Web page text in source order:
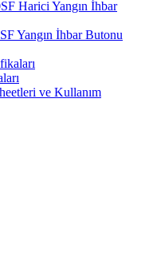
Harici Yangın İhbar
Yangın İhbar Butonu
ve Kullanım